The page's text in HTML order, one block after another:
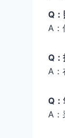
Q
A：
Q
A：
Q
A：